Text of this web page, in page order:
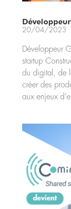
20/04/2023
Développeur
startup
du digital, de
créer des
aux enjeux